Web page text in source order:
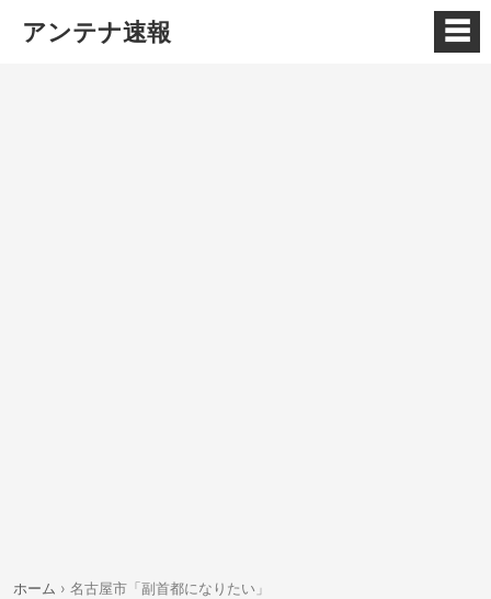
アンテナ速報 ☰
ホーム › 名古屋市「副首都になりたい」